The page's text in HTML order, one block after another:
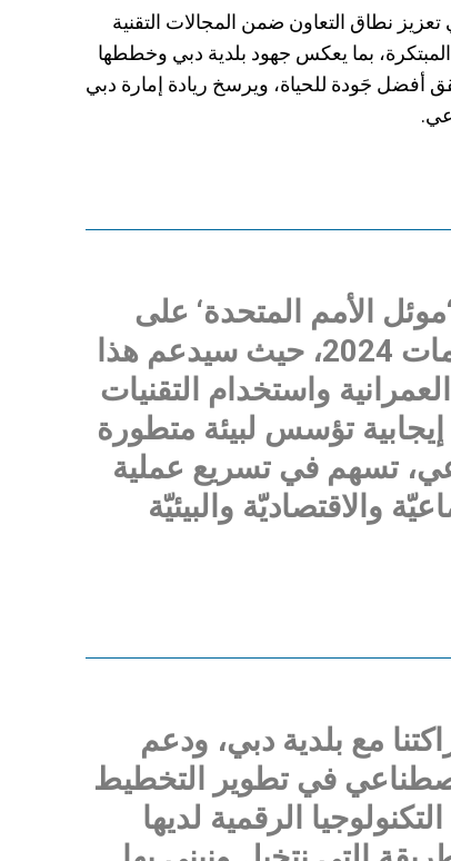
تعزيز نطاق التعاون ضمن المجالات التقنية
المبتكرة، بما يعكس جهود بلدية دبي وخططها
أفضل جَودة للحياة، ويرسخ ريادة إمارة دبي
الأمم المتحدة‘ على
هامش القمة العالمية للحكومات 2024، حيث سيدعم هذا
واستخدام التقنيات
إيجابية تؤسس لبيئة متطورة
تسهم في تسريع عملية
والاقتصاديّة والبيئيّة
مع بلدية دبي، ودعم
في تطوير التخطيط
الرقمية لديها